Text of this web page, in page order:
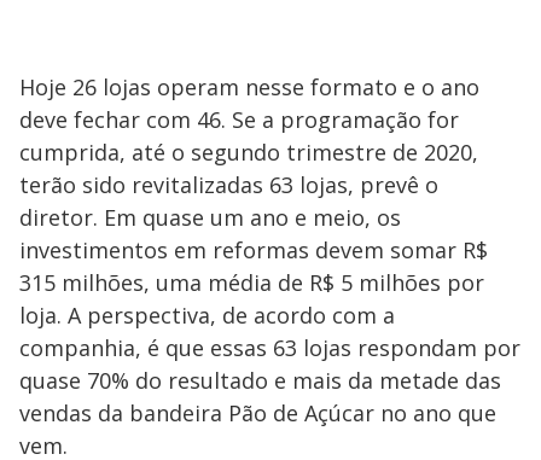
Hoje 26 lojas operam nesse formato e o ano
deve fechar com 46. Se a programação for
cumprida, até o segundo trimestre de 2020,
terão sido revitalizadas 63 lojas, prevê o
diretor. Em quase um ano e meio, os
investimentos em reformas devem somar R$
315 milhões, uma média de R$ 5 milhões por
loja. A perspectiva, de acordo com a
companhia, é que essas 63 lojas respondam por
quase 70% do resultado e mais da metade das
vendas da bandeira Pão de Açúcar no ano que
vem.